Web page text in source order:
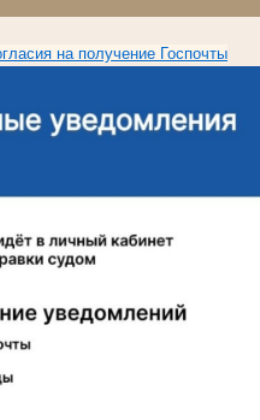
на получение Госпочты